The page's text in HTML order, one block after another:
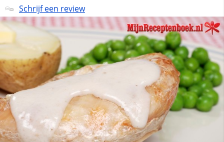
Schrijf een review